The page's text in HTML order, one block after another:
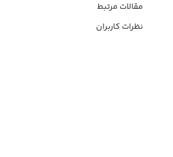
مقالات مرتبط
نظرات کاربران